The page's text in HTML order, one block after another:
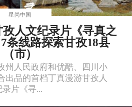
星尚中国
人文纪录片《寻真之
条线路探索甘孜18县
（市）
州人民政府和优酷、四川小
出品的首档丁真漫游甘孜人
录片《寻...